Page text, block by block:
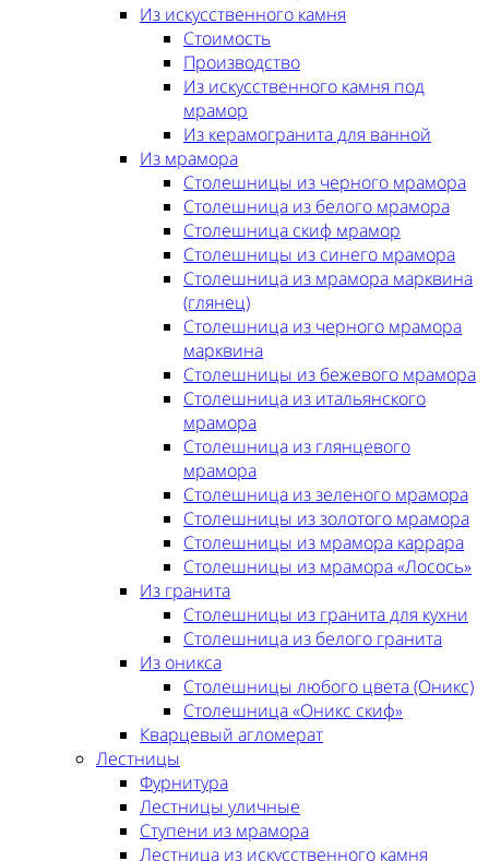
Из искусственного камня
Стоимость
Производство
Из искусственного камня под
мрамор
Из керамогранита для ванной
Из мрамора
Столешницы из черного мрамора
Столешница из белого мрамора
Столешница скиф мрамор
Столешницы из синего мрамора
Столешница из мрамора марквина
(глянец)
Столешница из черного мрамора
марквина
Столешницы из бежевого мрамора
Столешница из итальянского
мрамора
Столешница из глянцевого
мрамора
Столешница из зеленого мрамора
Столешницы из золотого мрамора
Столешницы из мрамора каррара
Столешницы из мрамора «Лосось»
Из гранита
Столешницы из гранита для кухни
Столешница из белого гранита
Из оникса
Столешницы любого цвета (Оникс)
Столешница «Оникс скиф»
Кварцевый агломерат
Лестницы
Фурнитура
Лестницы уличные
Ступени из мрамора
Лестница из искусственного камня